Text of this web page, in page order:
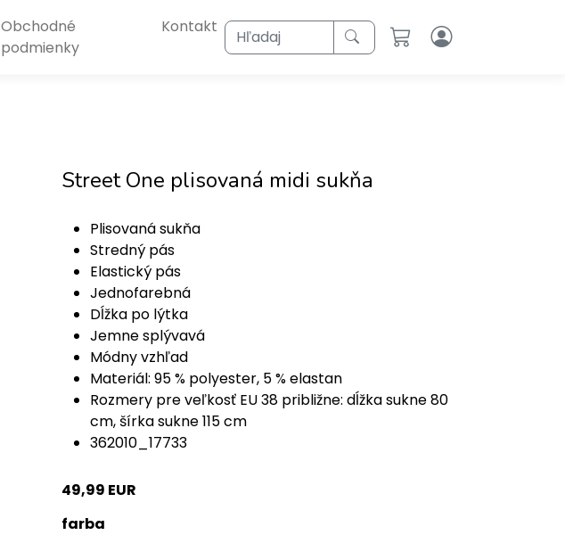
Obchodné
podmienky
Kontakt Hľadaj
Street One plisovaná midi sukňa
Plisovaná sukňa
Stredný pás
Elastický pás
Jednofarebná
Dĺžka po lýtka
Jemne splývavá
Módny vzhľad
Materiál: 95 % polyester, 5 % elastan
Rozmery pre veľkosť EU 38 približne: dĺžka sukne 80
cm, šírka sukne 115 cm
362010_17733
49,99 EUR
farba